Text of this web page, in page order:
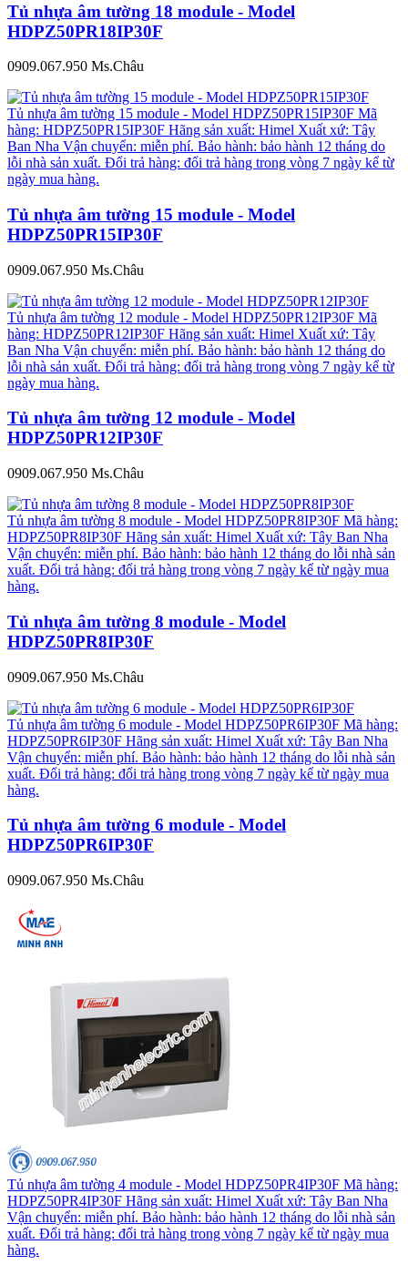
Tủ nhựa âm tường 18 module - Model
HDPZ50PR18IP30F
0909.067.950 Ms.Châu
Tủ nhựa âm tường 15 module - Model HDPZ50PR15IP30F Mã
hàng: HDPZ50PR15IP30F Hãng sản xuất: Himel Xuất xứ: Tây
Ban Nha Vận chuyển: miễn phí. Bảo hành: bảo hành 12 tháng do
lỗi nhà sản xuất. Đổi trả hàng: đổi trả hàng trong vòng 7 ngày kể từ
ngày mua hàng.
Tủ nhựa âm tường 15 module - Model
HDPZ50PR15IP30F
0909.067.950 Ms.Châu
Tủ nhựa âm tường 12 module - Model HDPZ50PR12IP30F Mã
hàng: HDPZ50PR12IP30F Hãng sản xuất: Himel Xuất xứ: Tây
Ban Nha Vận chuyển: miễn phí. Bảo hành: bảo hành 12 tháng do
lỗi nhà sản xuất. Đổi trả hàng: đổi trả hàng trong vòng 7 ngày kể từ
ngày mua hàng.
Tủ nhựa âm tường 12 module - Model
HDPZ50PR12IP30F
0909.067.950 Ms.Châu
Tủ nhựa âm tường 8 module - Model HDPZ50PR8IP30F Mã hàng:
HDPZ50PR8IP30F Hãng sản xuất: Himel Xuất xứ: Tây Ban Nha
Vận chuyển: miễn phí. Bảo hành: bảo hành 12 tháng do lỗi nhà sản
xuất. Đổi trả hàng: đổi trả hàng trong vòng 7 ngày kể từ ngày mua
hàng.
Tủ nhựa âm tường 8 module - Model
HDPZ50PR8IP30F
0909.067.950 Ms.Châu
Tủ nhựa âm tường 6 module - Model HDPZ50PR6IP30F Mã hàng:
HDPZ50PR6IP30F Hãng sản xuất: Himel Xuất xứ: Tây Ban Nha
Vận chuyển: miễn phí. Bảo hành: bảo hành 12 tháng do lỗi nhà sản
xuất. Đổi trả hàng: đổi trả hàng trong vòng 7 ngày kể từ ngày mua
hàng.
Tủ nhựa âm tường 6 module - Model
HDPZ50PR6IP30F
0909.067.950 Ms.Châu
Tủ nhựa âm tường 4 module - Model HDPZ50PR4IP30F Mã hàng:
HDPZ50PR4IP30F Hãng sản xuất: Himel Xuất xứ: Tây Ban Nha
Vận chuyển: miễn phí. Bảo hành: bảo hành 12 tháng do lỗi nhà sản
xuất. Đổi trả hàng: đổi trả hàng trong vòng 7 ngày kể từ ngày mua
hàng.